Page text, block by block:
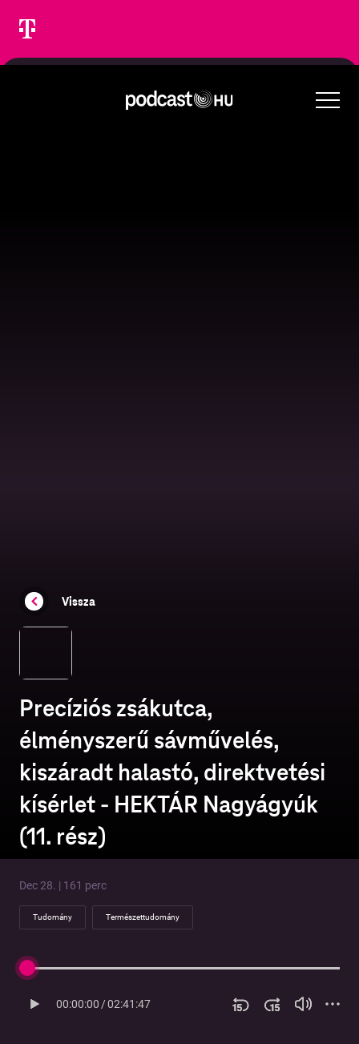
Vissza
Precíziós zsákutca,
élményszerű sávművelés,
kiszáradt halastó, direktvetési
kísérlet - HEKTÁR Nagyágyúk
(11. rész)
Dec 28. | 161 perc
Tudomány Természettudomány
00:00:00/02:41:47